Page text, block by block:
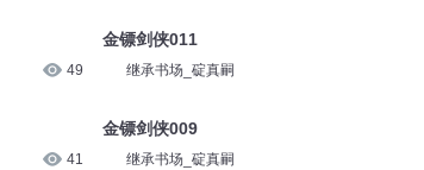
49
41
金镖剑侠011
继承书场_碇真嗣
金镖剑侠009
继承书场_碇真嗣